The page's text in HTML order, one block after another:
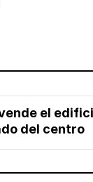
el
del centro